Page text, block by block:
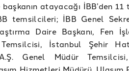
atayacağı İBB’den 11
temsilcileri; İBB Genel
Daire Başkanı, Fen
İstanbul Şehir
Genel Müdür Temsilcisi,